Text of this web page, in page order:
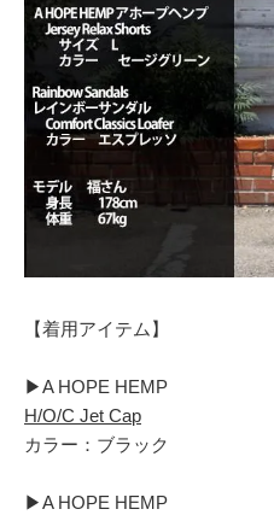
【着用アイテム】
▶︎A HOPE HEMP
H/O/C Jet Cap
カラー：ブラック
▶︎A HOPE HEMP